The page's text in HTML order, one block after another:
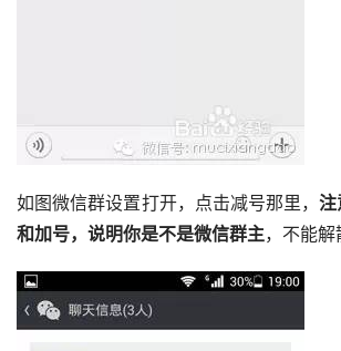
如图微信群设置打开，点击减号那里，注
和加号，说明你是不是微信群主，不能